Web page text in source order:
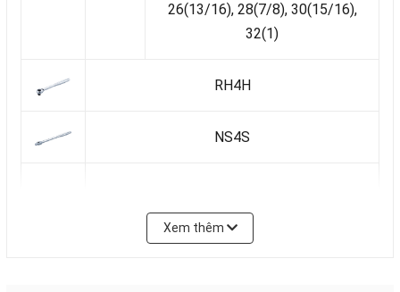
26(13/16), 28(7/8), 30(15/16),
32(1)
RH4H
NS4S
Xem thêm